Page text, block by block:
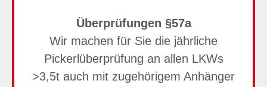
Überprüfungen §57a
Wir machen für Sie die jährliche
Pickerlüberprüfung an allen LKWs
>3,5t auch mit zugehörigem Anhänger